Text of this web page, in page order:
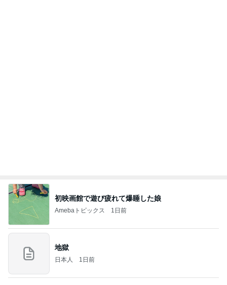
初映画館で遊び疲れて爆睡した娘
Amebaトピックス 1日前
地獄
日本人 1日前